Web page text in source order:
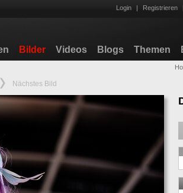
Login | Registrieren
Bilder Videos Blogs Themen
Nächstes Bild